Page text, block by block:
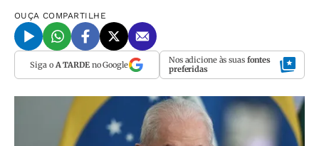
OUÇA COMPARTILHE
Siga o A TARDEno Google Nos adicione às suas fontes
preferidas